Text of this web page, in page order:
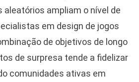
ampliam o nível de
em design de jogos
de objetivos de longo
de surpresa tende a fidelizar
comunidades ativas em